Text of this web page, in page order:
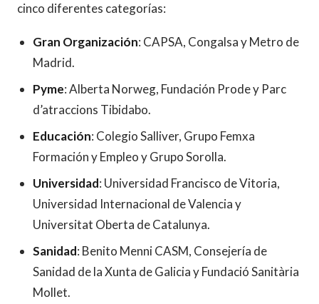
cinco diferentes categorías:
Gran Organización: CAPSA, Congalsa y Metro de
Madrid.
Pyme: Alberta Norweg, Fundación Prode y Parc
d’atraccions Tibidabo.
Educación: Colegio Salliver, Grupo Femxa
Formación y Empleo y Grupo Sorolla.
Universidad: Universidad Francisco de Vitoria,
Universidad Internacional de Valencia y
Universitat Oberta de Catalunya.
Sanidad: Benito Menni CASM, Consejería de
Sanidad de la Xunta de Galicia y Fundació Sanitària
Mollet.